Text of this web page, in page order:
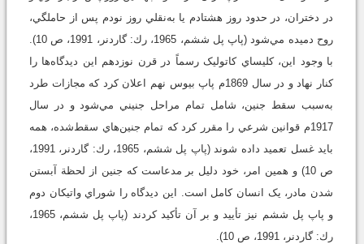
در دختران، در حدود روز هشتادم يا به‌نقلي روز نودم پس از حاملگي،
روح دميده مي‌شود (پاپ پل ششم، 1965، رك: گاردنر، 1991، ص 10).
با وجود اين، کليساي کاتوليک رسماً در قرن نوزدهم اين ديدگاه‌ها را
کنار نهاد و در سال 1869م پاپ بيوس نهم اعلان کرد که مجازات طرد
به‌سبب سقط جنين، شامل تمام مراحل جنيني مي‌شود و در سال
1917م قوانين شرعي را مقرر کرد که تمام جنين‌هاي سقط‌شده، همه
بايد غسل تعميد داده شوند (پاپ پل ششم، 1965، رك: گاردنر، 1991،
ص 10) و همين امر، خود دليل بر مدعاست که جنين از لحظة آبستن
شدن مادر، يک انسان کامل است. اين ديدگاه را شوراي واتيکان دوم
و پاپ پل ششم نيز تأييد و بر آن تأکيد کردند (پاپ پل ششم، 1965،
رك: گاردنر، 1991، ص 10).